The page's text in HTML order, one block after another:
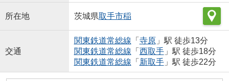
所在地 茨城県取手市稲
交通
関東鉄道常総線 「 寺原」駅 徒歩13分
関東鉄道常総線 「 西取手」駅 徒歩18分
関東鉄道常総線 「 新取手」駅 徒歩22分